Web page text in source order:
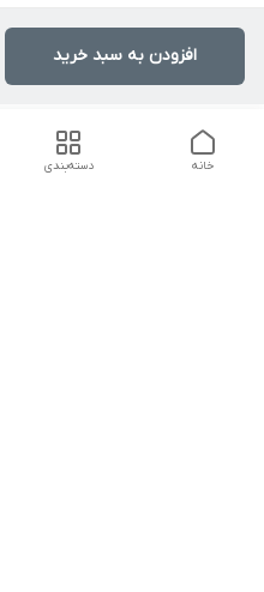
افزودن به سبد خرید
دسته‌بندی خانه